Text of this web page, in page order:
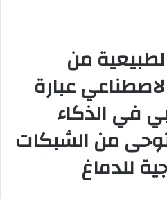
من
عبارة
في الذكاء
من الشبكات
للدماغ